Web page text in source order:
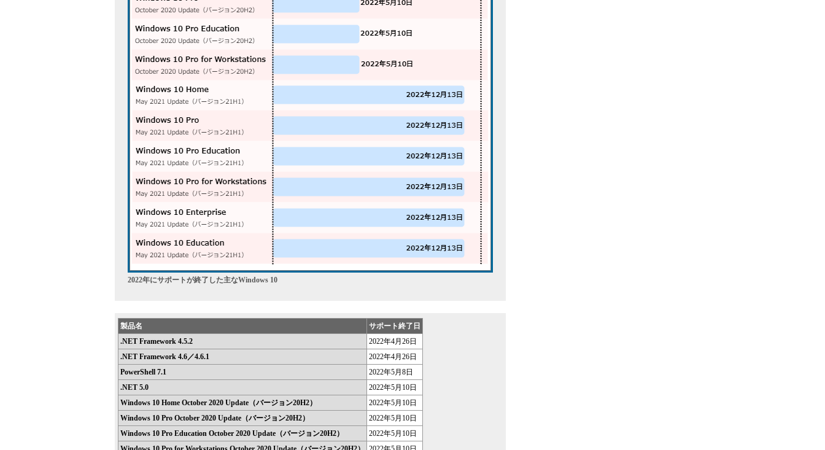
2022年にサポートが終了した主なWindows 10
製品名
サポート終了日
.NET Framework 4.5.2
2022年4月26日
.NET Framework 4.6／4.6.1
2022年4月26日
PowerShell 7.1
2022年5月8日
.NET 5.0
2022年5月10日
Windows 10 Home October 2020 Update（バージョン20H2）
2022年5月10日
Windows 10 Pro October 2020 Update（バージョン20H2）
2022年5月10日
Windows 10 Pro Education October 2020 Update（バージョン20H2）
2022年5月10日